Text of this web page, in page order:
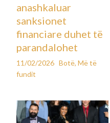
anashkaluar
sanksionet
financiare duhet të
parandalohet
11/02/2026 Botë,Më të
fundit